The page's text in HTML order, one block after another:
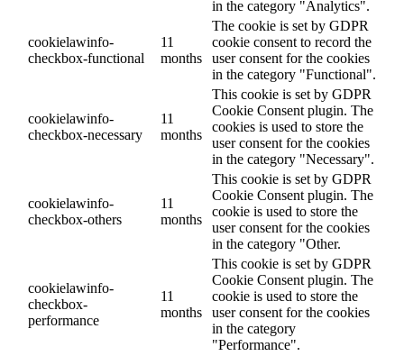
in the category "Analytics".
cookielawinfo-
checkbox-functional
11
months
The cookie is set by GDPR
cookie consent to record the
user consent for the cookies
in the category "Functional".
cookielawinfo-
checkbox-necessary
11
months
This cookie is set by GDPR
Cookie Consent plugin. The
cookies is used to store the
user consent for the cookies
in the category "Necessary".
cookielawinfo-
checkbox-others
11
months
This cookie is set by GDPR
Cookie Consent plugin. The
cookie is used to store the
user consent for the cookies
in the category "Other.
cookielawinfo-
checkbox-
performance
11
months
This cookie is set by GDPR
Cookie Consent plugin. The
cookie is used to store the
user consent for the cookies
in the category
"Performance".